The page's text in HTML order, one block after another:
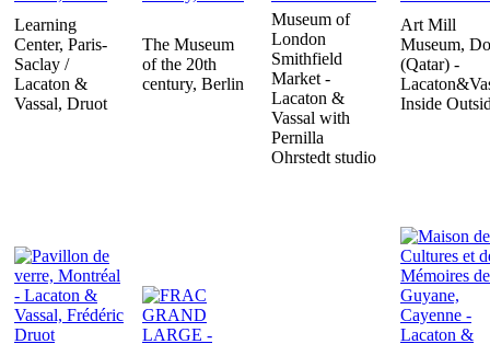
Learning
Center, Paris-
Saclay /
Lacaton &
Vassal, Druot
The Museum
of the 20th
century, Berlin
Museum of
London
Smithfield
Market -
Lacaton &
Vassal with
Pernilla
Ohrstedt studio
Art Mill
Museum,
(Qatar) -
Inside